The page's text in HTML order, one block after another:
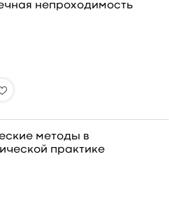
непроходимость
методы в
практике